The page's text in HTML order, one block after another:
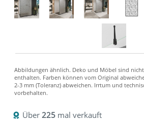
Über 225 mal verkauft